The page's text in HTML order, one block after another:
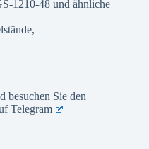
1210-48 und ähnliche
besuchen Sie den
Telegram